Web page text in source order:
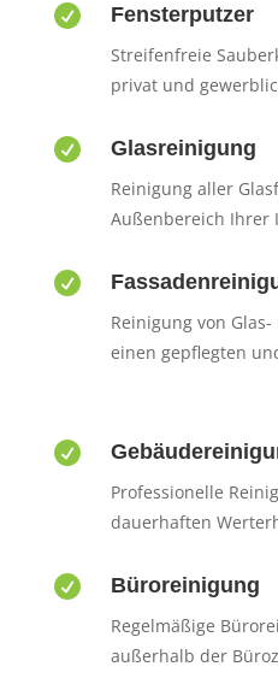
 Fensterputzer
Streifenfreie
privat und
 Glasreinigung
Reinigung aller
Außenbereich Ihrer

Reinigung von
einen gepflegten

Professionelle
dauerhaften
 Büroreinigung
Regelmäßige
außerhalb der